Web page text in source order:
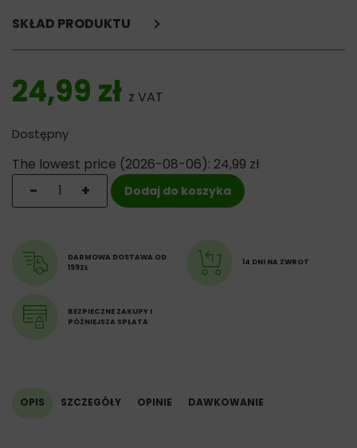
SKŁAD PRODUKTU
gliceryna 3% (pozyskiwana z drzewa palmowego, naturalna
i bezpieczna)
Składniki analityczne:
białko 36%
tłuszcz 5%
błonnik 0,1%
popiół 3%
24,99 zł z VAT
Dostępny
The lowest price (2026-08-06): 24,99 zł
ilość Fish4Dogs Squid Bites z Kałamarnic - przysmak
+
- Dodaj do koszyka
DARMOWA DOSTAWA OD
199ZŁ
14 DNI NA ZWROT
BEZPIECZNE ZAKUPY I
PÓŹNIEJSZA SPŁATA
OPIS SZCZEGÓŁY OPINIE DAWKOWANIE